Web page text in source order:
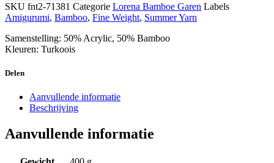
SKU fnt2-71381 Categorie Lorena Bamboe Garen Labels
Amigurumi, Bamboo, Fine Weight, Summer Yarn
Samenstelling: 50% Acrylic, 50% Bamboo
Kleuren: Turkoois
Delen
Aanvullende informatie
Beschrijving
Aanvullende informatie